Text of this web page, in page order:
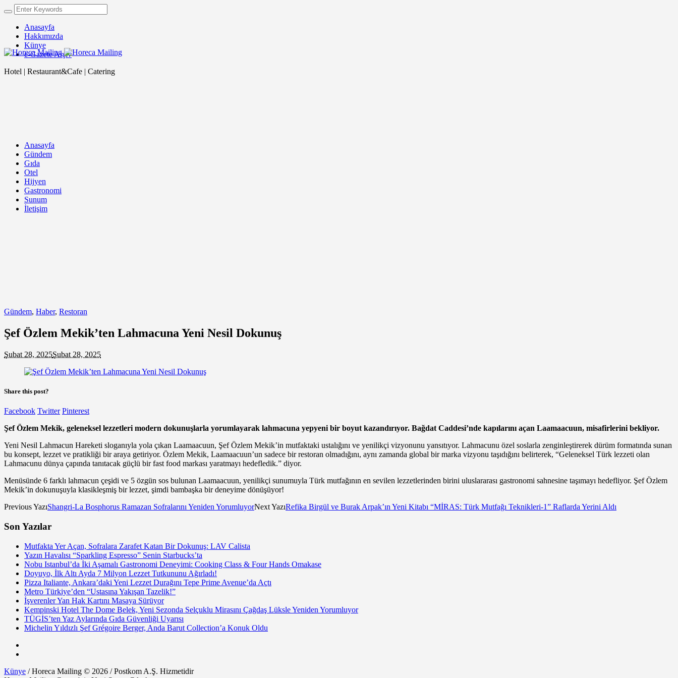
Anasayfa
Hakkımızda
Künye
e-Gazete Arşiv
Hotel | Restaurant&Cafe | Catering
Anasayfa
Gündem
Gıda
Otel
Hijyen
Gastronomi
Sunum
İletişim
Gündem, Haber, Restoran
Şef Özlem Mekik’ten Lahmacuna Yeni Nesil Dokunuş
Şubat 28, 2025Şubat 28, 2025
Share this post?
Facebook Twitter Pinterest
Şef Özlem Mekik, geleneksel lezzetleri modern dokunuşlarla yorumlayarak lahmacuna yepyeni bir boyut kazandırıyor. Bağdat Caddesi’nde kapılarını açan Laamaacuun, misafirlerini bekliyor.
Yeni Nesil Lahmacun Hareketi sloganıyla yola çıkan Laamaacuun, Şef Özlem Mekik’in mutfaktaki ustalığını ve yenilikçi vizyonunu yansıtıyor. Lahmacunu özel soslarla zenginleştirerek dürüm formatında sunan
bu konsept, lezzet ve pratikliği bir araya getiriyor. Özlem Mekik, Laamaacuun’un sadece bir restoran olmadığını, aynı zamanda global bir marka vizyonu taşıdığını belirterek, “Geleneksel Türk lezzeti olan
Lahmacunu dünya çapında tanıtacak güçlü bir fast food markası yaratmayı hedefledik.” diyor.
Menüsünde 6 farklı lahmacun çeşidi ve 5 özgün sos bulunan Laamaacuun, yenilikçi sunumuyla Türk mutfağının en sevilen lezzetlerinden birini uluslararası gastronomi sahnesine taşımayı hedefliyor. Şef Özlem
Mekik’in dokunuşuyla klasikleşmiş bir lezzet, şimdi bambaşka bir deneyime dönüşüyor!
Previous YazıShangri-La Bosphorus Ramazan Sofralarını Yeniden YorumluyorNext YazıRefika Birgül ve Burak Arpak’ın Yeni Kitabı “MİRAS: Türk Mutfağı Teknikleri-1” Raflarda Yerini Aldı
Son Yazılar
Mutfakta Yer Açan, Sofralara Zarafet Katan Bir Dokunuş: LAV Calista
Yazın Havalısı “Sparkling Espresso” Senin Starbucks’ta
Nobu Istanbul’da İki Aşamalı Gastronomi Deneyimi: Cooking Class & Four Hands Omakase
Doyuyo, İlk Altı Ayda 7 Milyon Lezzet Tutkununu Ağırladı!
Pizza Italiante, Ankara’daki Yeni Lezzet Durağını Tepe Prime Avenue’da Açtı
Metro Türkiye’den “Ustasına Yakışan Tazelik!”
İşverenler Yan Hak Kartını Masaya Sürüyor
Kempinski Hotel The Dome Belek, Yeni Sezonda Selçuklu Mirasını Çağdaş Lüksle Yeniden Yorumluyor
TÜGİS’ten Yaz Aylarında Gıda Güvenliği Uyarısı
Michelin Yıldızlı Şef Grégoire Berger, Anda Barut Collection’a Konuk Oldu
Künye / Horeca Mailing © 2026 / Postkom A.Ş. Hizmetidir